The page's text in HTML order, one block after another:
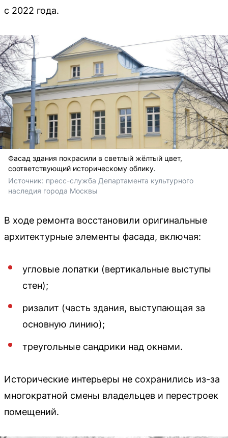
с 2022 года.
Фасад здания покрасили в светлый жёлтый цвет,
соответствующий историческому облику.
Источник: пресс-служба Департамента культурного
наследия города Москвы
В ходе ремонта восстановили оригинальные
архитектурные элементы фасада, включая:
угловые лопатки (вертикальные выступы
стен);
ризалит (часть здания, выступающая за
основную линию);
треугольные сандрики над окнами.
Исторические интерьеры не сохранились из-за
многократной смены владельцев и перестроек
помещений.